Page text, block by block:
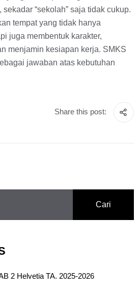
“sekolah” saja tidak cukup.
tempat yang tidak hanya
juga membentuk karakter,
menjamin kesiapan kerja. SMKS
jawaban atas kebutuhan
Share this post:
Cari
2 Helvetia TA. 2025-2026